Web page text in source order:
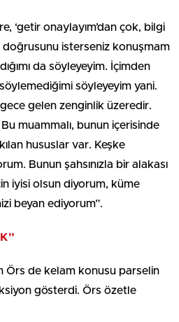
‘getir onaylayım’dan çok, bilgi
doğrusunu isterseniz konuşmam
da söyleyeyim. İçimden
söyleyeyim yani.
gelen zenginlik üzeredir.
muammalı, bunun içerisinde
hususlar var. Keşke
Bunun şahsınızla bir alakası
iyisi olsun diyorum, küme
beyan ediyorum”.
Örs de kelam konusu parselin
gösterdi. Örs özetle